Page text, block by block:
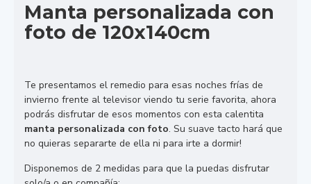
Manta personalizada con
foto de 120x140cm
Te presentamos el remedio para esas noches frías de
invierno frente al televisor viendo tu serie favorita, ahora
podrás disfrutar de esos momentos con esta calentita
manta personalizada con foto. Su suave tacto hará que
no quieras separarte de ella ni para irte a dormir!
Disponemos de 2 medidas para que la puedas disfrutar